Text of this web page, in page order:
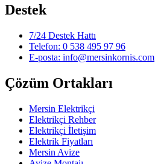
Destek
7/24 Destek Hattı
Telefon: 0 538 495 97 96
E-posta: info@mersinkornis.com
Çözüm Ortakları
Mersin Elektrikçi
Elektrikçi Rehber
Elektrikçi İletişim
Elektrik Fiyatları
Mersin Avize